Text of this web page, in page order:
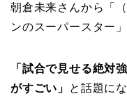
朝倉未来さんから「
ンのスーパースター
「試合で見せる絶対
がすごい」
と話題に